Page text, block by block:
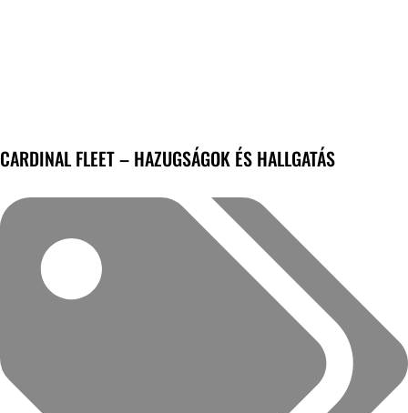
CARDINAL FLEET – HAZUGSÁGOK ÉS HALLGATÁS